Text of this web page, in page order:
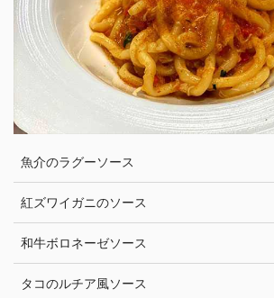
魚介のラグーソース
紅ズワイガニのソース
和牛ボロネーゼソース
タコのルチア風ソース